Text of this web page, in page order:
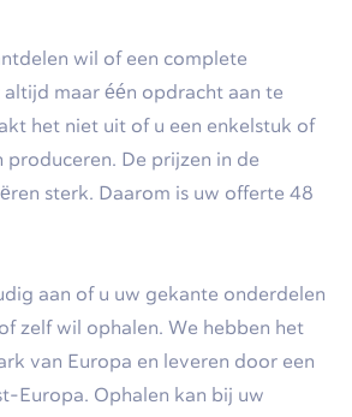
wil of een complete
maar één opdracht aan te
het niet uit of u een enkelstuk of
produceren. De prijzen in de
sterk. Daarom is uw offerte 48
aan of u uw gekante onderdelen
zelf wil ophalen. We hebben het
van Europa en leveren door een
Europa. Ophalen kan bij uw